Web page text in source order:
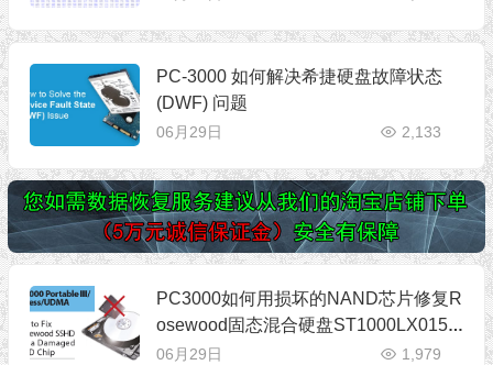
PC-3000 如何解决希捷硬盘故障状态
(DWF) 问题
06月29日 2,133
PC3000如何用损坏的NAND芯片修复R
osewood固态混合硬盘ST1000LX015
和ST2000LX001
06月29日 1,979